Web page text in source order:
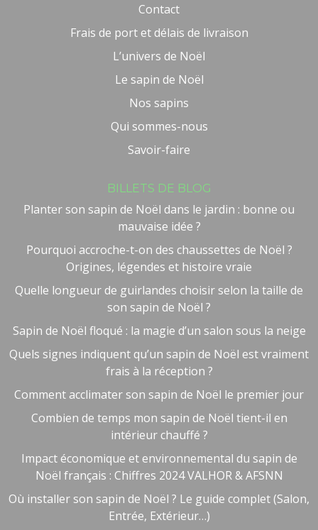
Contact
Frais de port et délais de livraison
L’univers de Noël
Le sapin de Noël
Nos sapins
Qui sommes-nous
Savoir-faire
BILLETS DE BLOG
Planter son sapin de Noël dans le jardin : bonne ou
mauvaise idée ?
Pourquoi accroche-t-on des chaussettes de Noël ?
Origines, légendes et histoire vraie
Quelle longueur de guirlandes choisir selon la taille de
son sapin de Noël ?
Sapin de Noël floqué : la magie d’un salon sous la neige
Quels signes indiquent qu’un sapin de Noël est vraiment
frais à la réception ?
Comment acclimater son sapin de Noël le premier jour
Combien de temps mon sapin de Noël tient-il en
intérieur chauffé ?
Impact économique et environnemental du sapin de
Noël français : Chiffres 2024 VALHOR & AFSNN
Où installer son sapin de Noël ? Le guide complet (Salon,
Entrée, Extérieur…)